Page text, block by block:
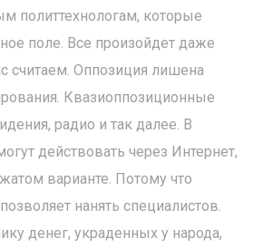
политтехнологам, которые
поле. Все произойдет даже
считаем. Оппозиция лишена
Квазиоппозиционные
радио и так далее. В
действовать через Интернет,
варианте. Потому что
нанять специалистов.
денег, украденных у народа,